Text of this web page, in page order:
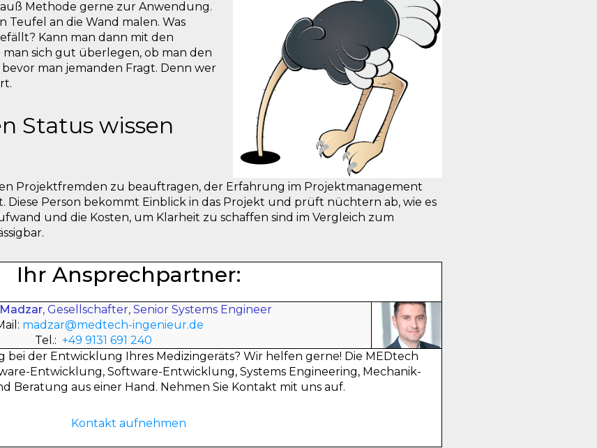
Methode gerne zur Anwendung.
an die Wand malen. Was
Kann man dann mit den
sich gut überlegen, ob man den
man jemanden Fragt. Denn wer
Status wissen
Projektfremden zu beauftragen, der Erfahrung im Projektmanagement
Diese Person bekommt Einblick in das Projekt und prüft nüchtern ab, wie es
und die Kosten, um Klarheit zu schaffen sind im Vergleich zum
Ihr Ansprechpartner:
, Gesellschafter, Senior Systems Engineer
madzar@medtech-ingenieur.de
Tel.: +49 9131 691 240
der Entwicklung Ihres Medizingeräts? Wir helfen gerne! Die MEDtech
Entwicklung, Software-Entwicklung, Systems Engineering, Mechanik-
Beratung aus einer Hand. Nehmen Sie Kontakt mit uns auf.
Kontakt aufnehmen